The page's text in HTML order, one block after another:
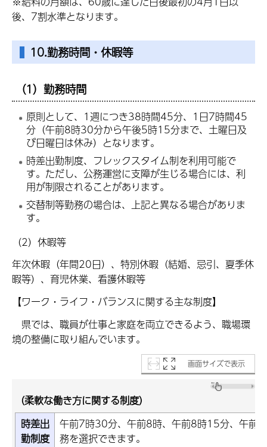
後、7割水準となります。
10.勤務時間・休暇等
（1）勤務時間
原則として、1週につき38時間45分、1日7時間45
分（午前8時30分から午後5時15分まで、土曜日及
び日曜日は休み）となります。
時差出勤制度、フレックスタイム制を利用可能で
す。ただし、公務運営に支障が生じる場合には、利
用が制限されることがあります。
交替制等勤務の場合は、上記と異なる場合がありま
す。
（2）休暇等
年次休暇（年間20日）、特別休暇（結婚、忌引、夏季休
暇等）、育児休業、看護休暇等
【ワーク・ライフ・バランスに関する主な制度】
県では、職員が仕事と家庭を両立できるよう、職場環
境の整備に取り組んでいます。
画面サイズで表示
（柔軟な働き方に関する制度）
時差出
勤制度
午前7時30分、午前8時、午前8時15分、午前
務を選択できます。